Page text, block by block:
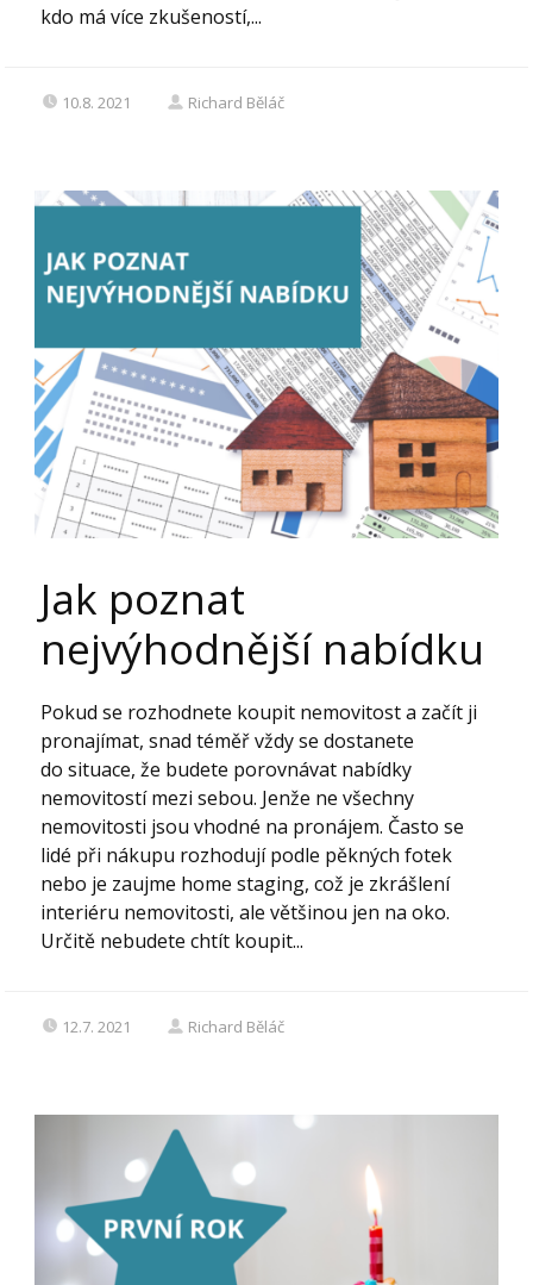
kdo má více zkušeností,...
10.8. 2021 Richard Běláč
Jak poznat
nejvýhodnější nabídku
Pokud se rozhodnete koupit nemovitost a začít ji
pronajímat, snad téměř vždy se dostanete
do situace, že budete porovnávat nabídky
nemovitostí mezi sebou. Jenže ne všechny
nemovitosti jsou vhodné na pronájem. Často se
lidé při nákupu rozhodují podle pěkných fotek
nebo je zaujme home staging, což je zkrášlení
interiéru nemovitosti, ale většinou jen na oko.
Určitě nebudete chtít koupit...
12.7. 2021 Richard Běláč